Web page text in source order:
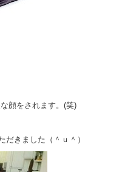
顔をされます。(笑)
だきました（＾ｕ＾）